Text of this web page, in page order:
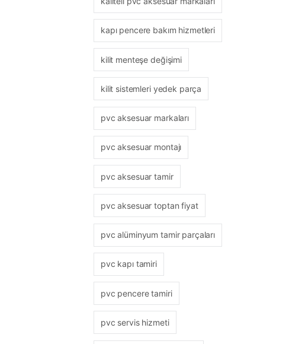
kapı pencere bakım hizmetleri
kilit menteşe değişimi
kilit sistemleri yedek parça
pvc aksesuar markaları
pvc aksesuar montajı
pvc aksesuar tamir
pvc aksesuar toptan fiyat
pvc alüminyum tamir parçaları
pvc kapı tamiri
pvc pencere tamiri
pvc servis hizmeti